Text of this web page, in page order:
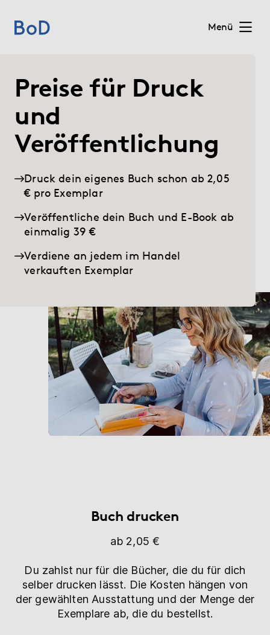
Menü
(current)
Leistungen
Über uns
Blog
myBoD Neues Buchprojekt
Preise für Druck
und
Veröffentlichung
Druck dein eigenes Buch schon ab 2,05
€ pro Exemplar
Veröffentliche dein Buch und E-Book ab
einmalig 39 €
Verdiene an jedem im Handel
verkauften Exemplar
Buch drucken
ab 2,05 €
Du zahlst nur für die Bücher, die du für dich
selber drucken lässt. Die Kosten hängen von
der gewählten Ausstattung und der Menge der
Exemplare ab, die du bestellst.